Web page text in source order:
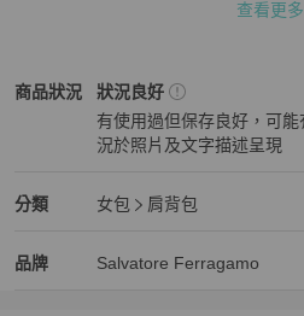
⚠️ 金屬Logo有局部出現氧化發黑白邊
容量很大，有隱形磁扣
陽光下看起來比較像嬰兒藍
室內日然光拍是偏暗的黎霧藍
查看更多
商品狀況
Salvatore Ferragamo女包
狀況良好
有使用過但保存良好，可
況於照片及文字描述呈現
分類
Salvatore Ferragamo女包
女包
肩背包
品牌
Salvatore Ferragamo精品女包品牌介紹
Salvatore Ferragamo
Salvatore Ferragamo推薦清單